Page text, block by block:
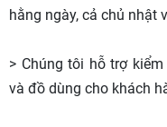
hằng ngày, cả chủ nhật
> Chúng tôi hỗ trợ
và đồ dùng cho khách